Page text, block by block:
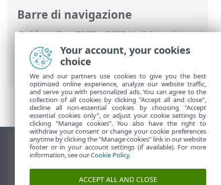
Barre di navigazione
Guida online ESET>ESET Mail Security>
Installazione/aggiornamento> Passaggi
di installazione di ESET Mail Security
Aggiornamento iniziale moduli
Visualizza sito desktop
End of Life
ESET Knowledge Base
Your account, your cookies
choice
We and our partners use cookies to give you the best
optimized online experience, analyze our website traffic,
and serve you with personalized ads. You can agree to the
collection of all cookies by clicking "Accept all and close",
decline all non-essential cookies by choosing "Accept
essential cookies only", or adjust your cookie settings by
clicking "Manage cookies". You also have the right to
withdraw your consent or change your cookie preferences
anytime by clicking the "Manage cookies" link in our website
footer or in your account settings (if available). For more
information, see ourCookie Policy.
ACCEPT ALL AND CLOSE